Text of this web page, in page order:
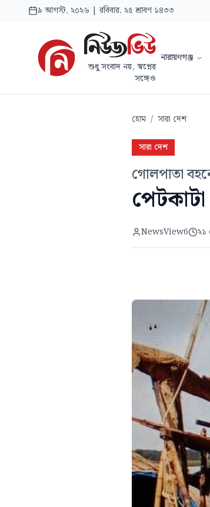
৯ আগস্ট, ২০২৬ | রবিবার, ২৫ শ্রাবণ ১৪৩৩
শুধু সংবাদ নয়, স্বপ্নের
সঙ্গেও
নারায়ণগঞ্জ
হোম / সারা দেশ
সারা দেশ
গোলপাতা
NewsView6 ২১